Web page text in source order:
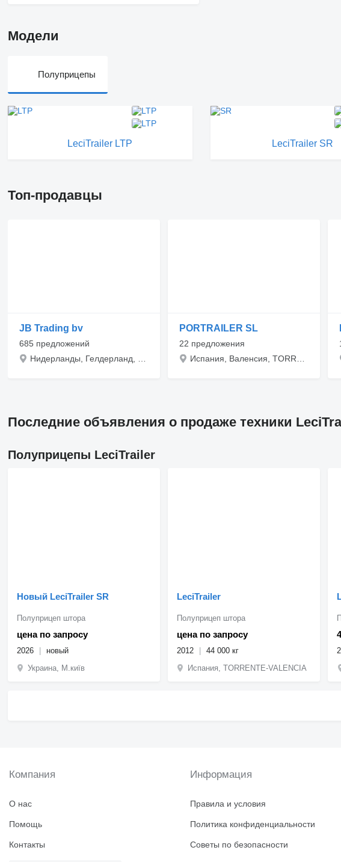
Модели
Полуприцепы
LeciTrailer LTP LeciTrailer SR
Топ-продавцы
JB Trading bv
685 предложений
PORTRAILER SL
22 предложения
Последние объявления о продаже техники
Полуприцепы LeciTrailer
Новый LeciTrailer SR
цена по запросу
Полуприцеп штора
2026
новый
Украина, М.київ
LeciTrailer
цена по запросу
Полуприцеп штора
2012
44 000 кг
Испания, TORRENTE-VALENCIA
Компания
О нас
Помощь
Контакты
Информация
Правила и условия
Политика конфиденциальности
Советы по безопасности